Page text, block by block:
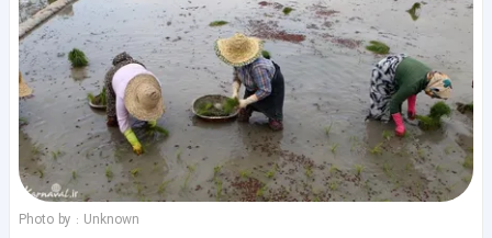
Photo by : Unknown